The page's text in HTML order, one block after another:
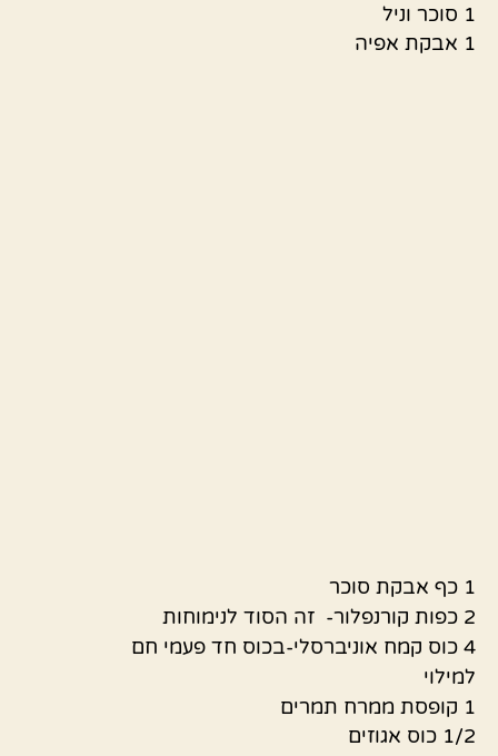
1 סוכר וניל
1 אבקת אפיה
1 כף אבקת סוכר
2 כפות קורנפלור- זה הסוד לנימוחות
4 כוס קמח אוניברסלי-בכוס חד פעמי חם
למילוי
1 קופסת ממרח תמרים
1/2 כוס אגוזים